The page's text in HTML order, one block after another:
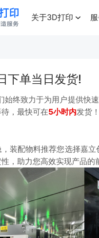
关于3D打印
下单当日发货!
始终致力于为用户提供快
，最快可在5小时内发货
装配物料推荐您选择嘉
，助力您高效实现产品的